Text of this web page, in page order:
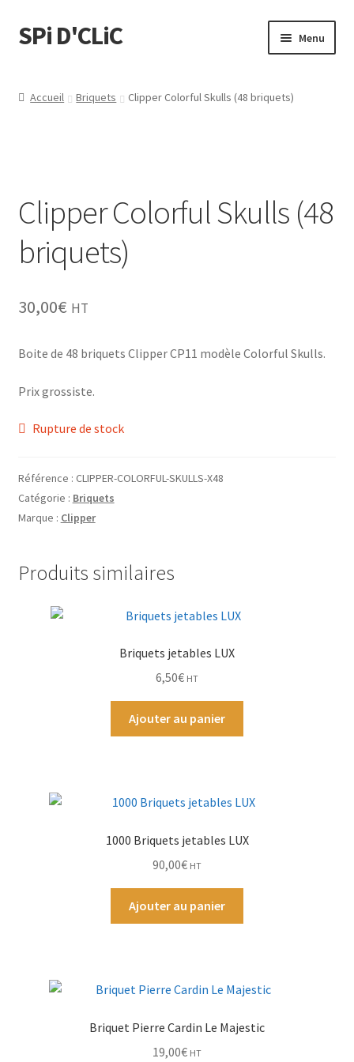
SPi D'CLiC Menu
Tubeuses/Rouleuses
Menthol
CBD, Poppers & Récréatifs
Alimentaire
Encens
Entretien / Nettoyage
Accueil Briquets Clipper Colorful Skulls (48 briquets)
Clipper Colorful Skulls (48
briquets)
30,00€ HT
Boite de 48 briquets Clipper CP11 modèle Colorful Skulls.
Prix grossiste.
Rupture de stock
Référence : CLIPPER-COLORFUL-SKULLS-X48
Catégorie : Briquets
Marque : Clipper
Produits similaires
Briquets jetables LUX
6,50€ HT
Ajouter au panier
1000 Briquets jetables LUX
90,00€ HT
Ajouter au panier
Briquet Pierre Cardin Le Majestic
19,00€ HT